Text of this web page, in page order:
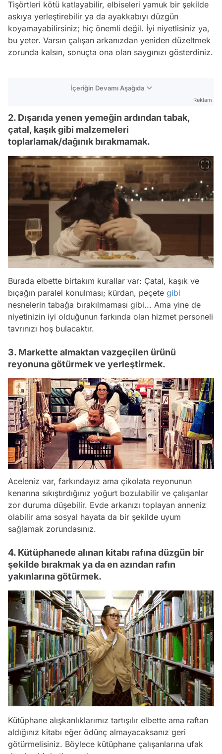
Tişörtleri kötü katlayabilir, elbiseleri yamuk bir şekilde
askıya yerleştirebilir ya da ayakkabıyı düzgün
koyamayabilirsiniz; hiç önemli değil. İyi niyetlisiniz ya,
bu yeter. Varsın çalışan arkanızdan yeniden düzeltmek
zorunda kalsın, sonuçta ona olan saygınızı gösterdiniz.
İçeriğin Devamı Aşağıda
Reklam
2. Dışarıda yenen yemeğin ardından tabak,
çatal, kaşık gibi malzemeleri
toplarlamak/dağınık bırakmamak.
Burada elbette birtakım kurallar var: Çatal, kaşık ve
bıçağın paralel konulması; kürdan, peçete gibi
nesnelerin tabağa bırakılmaması gibi... Ama yine de
niyetinizin iyi olduğunun farkında olan hizmet personeli
tavrınızı hoş bulacaktır.
3. Markette almaktan vazgeçilen ürünü
reyonuna götürmek ve yerleştirmek.
Aceleniz var, farkındayız ama çikolata reyonunun
kenarına sıkıştırdığınız yoğurt bozulabilir ve çalışanlar
zor duruma düşebilir. Evde arkanızı toplayan anneniz
olabilir ama sosyal hayata da bir şekilde uyum
sağlamak zorundasınız.
4. Kütüphanede alınan kitabı rafına düzgün bir
şekilde bırakmak ya da en azından rafın
yakınlarına götürmek.
Kütüphane alışkanlıklarımız tartışılır elbette ama raftan
aldığınız kitabı eğer ödünç almayacaksanız geri
götürmelisiniz. Böylece kütüphane çalışanlarına ufak